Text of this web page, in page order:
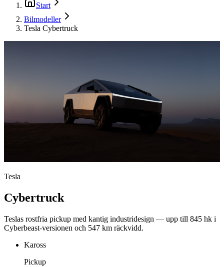
Start
Bilmodeller
Tesla Cybertruck
Tesla
Cybertruck
Teslas rostfria pickup med kantig industridesign — upp till 845 hk i
Cyberbeast-versionen och 547 km räckvidd.
Kaross
Pickup